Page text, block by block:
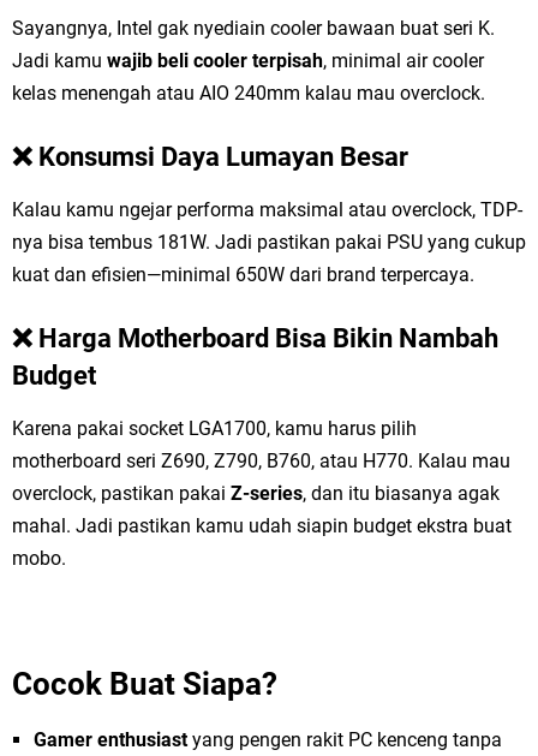
Sayangnya, Intel gak nyediain cooler bawaan buat seri K.
Jadi kamu wajib beli cooler terpisah, minimal air cooler
kelas menengah atau AIO 240mm kalau mau overclock.
❌ Konsumsi Daya Lumayan Besar
Kalau kamu ngejar performa maksimal atau overclock, TDP-
nya bisa tembus 181W. Jadi pastikan pakai PSU yang cukup
kuat dan efisien—minimal 650W dari brand terpercaya.
❌ Harga Motherboard Bisa Bikin Nambah
Budget
Karena pakai socket LGA1700, kamu harus pilih
motherboard seri Z690, Z790, B760, atau H770. Kalau mau
overclock, pastikan pakai Z-series, dan itu biasanya agak
mahal. Jadi pastikan kamu udah siapin budget ekstra buat
mobo.
Cocok Buat Siapa?
Gamer enthusiastyang pengen rakit PC kenceng tanpa